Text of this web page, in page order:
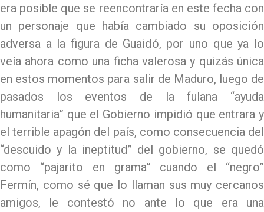
era posible que se reencontraría en este fecha con
un personaje que había cambiado su oposición
adversa a la figura de Guaidó, por uno que ya lo
veía ahora como una ficha valerosa y quizás única
en estos momentos para salir de Maduro, luego de
pasados los eventos de la fulana “ayuda
humanitaria” que el Gobierno impidió que entrara y
el terrible apagón del país, como consecuencia del
“descuido y la ineptitud” del gobierno, se quedó
como “pajarito en grama” cuando el “negro”
Fermín, como sé que lo llaman sus muy cercanos
amigos, le contestó no ante lo que era una